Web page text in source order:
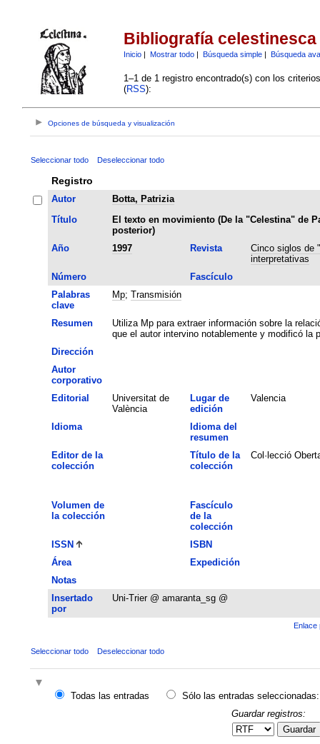
Bibliografía celestinesca
Inicio| Mostrar todo| Búsqueda simple| Búsqueda
1–1 de 1 registro encontrado(s) con los
(RSS):
Opciones de búsqueda y visualización
Seleccionar todo Deseleccionar todo
Registro
Autor
Botta, Patrizia
Título
El texto en movimiento (De la "Celestina" de
posterior)
Año
1997 Revista
Cinco siglos de
interpretativas
Número
Fascículo
Palabras
clave
Mp; Transmisión
Resumen
Utiliza Mp para extraer información sobre la
que el autor intervino notablemente y modificó la
Dirección
Autor
corporativo
Editorial
Universitat de
València
Lugar de
edición
Valencia
Idioma
Idioma del
resumen
Editor de la
colección
Título de la
colección
Col·lecció
Volumen de
la colección
Fascículo
de la
colección
ISSN
ISBN
Área
Expedición
Notas
Insertado
por
Uni-Trier @ amaranta_sg @
Enlace
Seleccionar todo Deseleccionar todo
Todas las entradas
Sólo las entradas seleccionadas:
Guardar registros:
Guardar